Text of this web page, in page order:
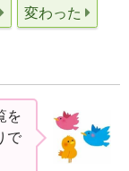
変わった
を
で